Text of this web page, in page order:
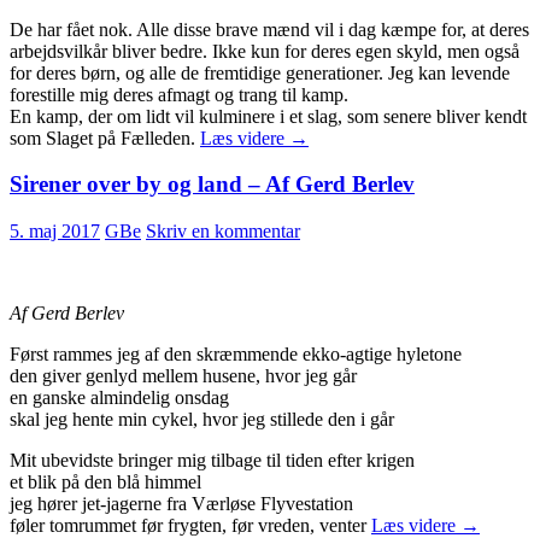
De har fået nok. Alle disse brave mænd vil i dag kæmpe for, at deres
arbejdsvilkår bliver bedre. Ikke kun for deres egen skyld, men også
for deres børn, og alle de fremtidige generationer. Jeg kan levende
forestille mig deres afmagt og trang til kamp.
En kamp, der om lidt vil kulminere i et slag, som senere bliver kendt
som Slaget på Fælleden. Læs videre Glem
Slaget
Fælleden!
→
Sirener over by og land – Af Gerd Berlev
5. maj 2017 GBe Skriv en kommentar
Af Gerd Berlev
Først rammes jeg af den skræmmende ekko-agtige hyletone
den giver genlyd mellem husene, hvor jeg går
en ganske almindelig onsdag
skal jeg hente min cykel, hvor jeg stillede den i går
Mit ubevidste bringer mig tilbage til tiden efter krigen
et blik på den blå himmel
jeg hører jet-jagerne fra Værløse Flyvestation
føler tomrummet før frygten, før vreden, venterLæs videre Sirener
→